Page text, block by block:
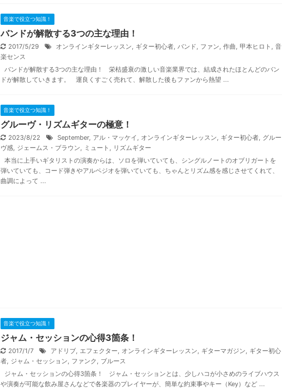
音楽で役立つ知識！
バンドが解散する3つの主な理由！
2017/5/29 オンラインギターレッスン, ギター初心者, バンド, ファン, 作曲, 甲本ヒロト , 音
楽センス
バンドが解散する3つの主な理由！ 栄枯盛衰の激しい音楽業界では、結成されたほとんどのバン
ドが解散していきます。 運良くすごく売れて、解散した後もファンから熱望 ...
音楽で役立つ知識！
グルーヴ・リズムギターの極意！
2023/8/22 September, アル・マッケイ , オンラインギターレッスン, ギター初心者, グルー
ヴ感, ジェームス・ブラウン, ミュート , リズムギター
本当に上手いギタリストの演奏からは、ソロを弾いていても、シングルノートのオブリガートを
弾いていても、コード弾きやアルペジオを弾いていても、ちゃんとリズム感を感じさせてくれて、
曲調によって ...
音楽で役立つ知識！
ジャム・セッションの心得3箇条！
2017/1/7 アドリブ, エフェクター, オンラインギターレッスン, ギターマガジン, ギター初心
者, ジャム・セッション, ファンク , ブルース
ジャム・セッションの心得3箇条！ ジャム・セッションとは、少しハコが小さめのライブハウス
や演奏が可能な飲み屋さんなどで各楽器のプレイヤーが、簡単な約束事やキー（Key）など ...